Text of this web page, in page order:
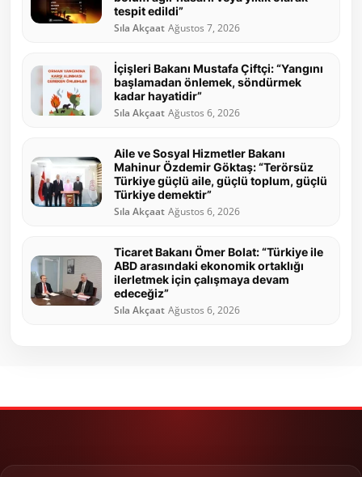
tespit edildi”
Sıla Akçaat Ağustos 7, 2026
İçişleri Bakanı Mustafa Çiftçi: “Yangını
başlamadan önlemek, söndürmek
kadar hayatidir”
Sıla Akçaat Ağustos 6, 2026
Aile ve Sosyal Hizmetler Bakanı
Mahinur Özdemir Göktaş: “Terörsüz
Türkiye güçlü aile, güçlü toplum, güçlü
Türkiye demektir”
Sıla Akçaat Ağustos 6, 2026
Ticaret Bakanı Ömer Bolat: “Türkiye ile
ABD arasındaki ekonomik ortaklığı
ilerletmek için çalışmaya devam
edeceğiz”
Sıla Akçaat Ağustos 6, 2026